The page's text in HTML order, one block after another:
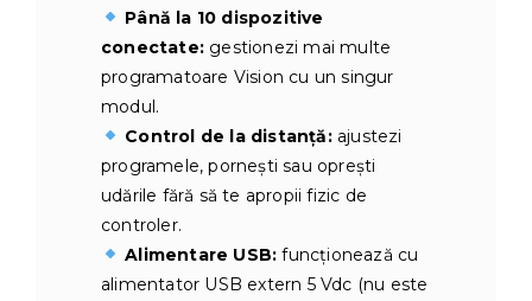
Până la 10 dispozitive
conectate: gestionezi mai multe
programatoare Vision cu un singur
modul.
Control de la distanță:ajustezi
programele, pornești sau oprești
udările fără să te apropii fizic de
controler.
Alimentare USB: funcționează cu
alimentator USB extern 5 Vdc (nu este